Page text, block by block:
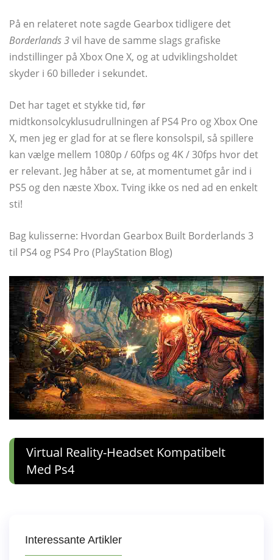
På en relateret note sagde Gearbox tidligere det
Borderlands 3vil have de samme slags grafiske
indstillinger på Xbox One X, og at udviklingsholdet
skyder i 60 billeder i sekundet.
Det har taget et stykke tid, før
midtkonsolcyklusudrullningen af ​​PS4 Pro og Xbox One
X, men jeg er glad for at se flere konsolspil, så spillere
kan vælge mellem 1080p / 60fps og 4K / 30fps hvor det
er relevant. Jeg håber at se, at momentumet går ind i
PS5 og den næste Xbox. Tving ikke os ned ad en enkelt
sti!
Bag kulisserne: Hvordan Gearbox Built Borderlands 3
til PS4 og PS4 Pro (PlayStation Blog)
Virtual Reality-Headset Kompatibelt
Med Ps4
Interessante Artikler